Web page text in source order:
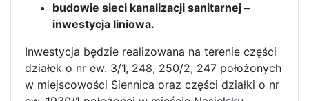
budowie sieci kanalizacji sanitarnej –
inwestycja liniowa.
Inwestycja będzie realizowana na terenie części
działek o nr ew. 3/1, 248, 250/2, 247 położonych
w miejscowości Siennica oraz części działki o nr